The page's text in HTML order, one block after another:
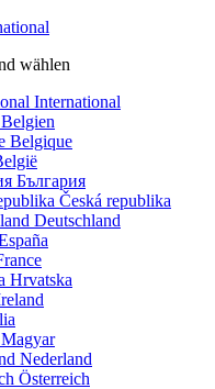
wählen
International
Belgien
Belgique
България
Česká republika
Deutschland
Hrvatska
Magyar
Nederland
Österreich